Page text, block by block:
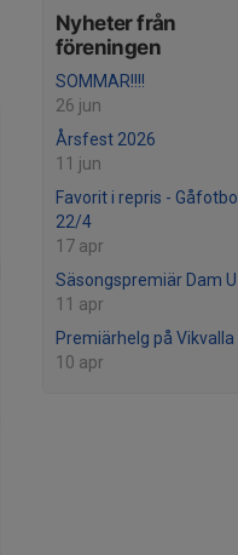
Nyheter från
föreningen
SOMMAR!!!!
26 jun
Årsfest 2026
11 jun
Favorit i repris - Gåfotboll
22/4
17 apr
Säsongspremiär Dam U
11 apr
Premiärhelg på Vikvalla
10 apr